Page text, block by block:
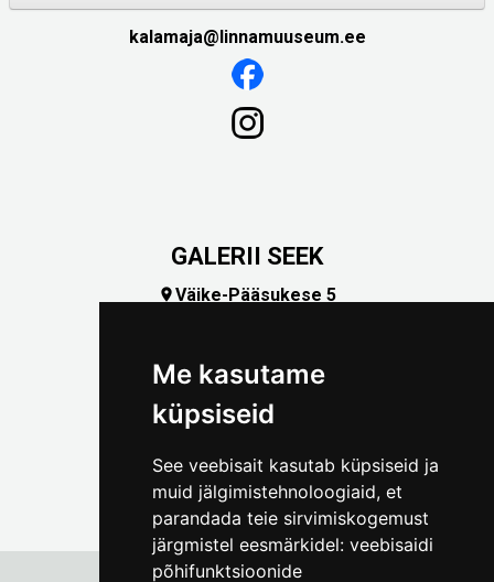
Me kasutame
küpsiseid
See veebisait kasutab küpsiseid ja
muid jälgimistehnoloogiaid, et
parandada teie sirvimiskogemust
järgmistel eesmärkidel: veebisaidi
põhifunktsioonide
kalamaja@linnamuuseum.ee
GALERII SEEK
Väike-Pääsukese 5